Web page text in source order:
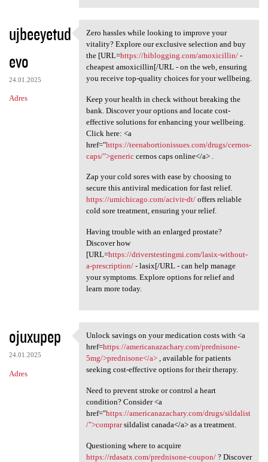
ujbeeyetud
evo
24.01.2025
Adres
Zero hassles while looking to
Zero hassles while looking to improve your
vitality? Explore our exclusive selection and buy
the [URL=https://hiblogging.com/amoxicillin/-
cheapest amoxicillin[/URL - on the web, ensuring
you receive top-quality choices for your wellbeing.
Keep your health in check without breaking the
bank. Discover your options and locate cost-
effective solutions for enhancing your wellbeing.
Click here: <a
href="https://teenabortionissues.com/drugs/cernos-
caps/">genericcernos caps online</a> .
Zap your cold sores with ease by choosing to
secure this antiviral medication for fast relief.
https://umichicago.com/acivir-dt/offers reliable
cold sore treatment, ensuring your relief.
Having trouble with an enlarged prostate?
Discover how
[URL=https://driverstestingmi.com/lasix-without-
a-prescription/- lasix[/URL - can help manage
your symptoms. Explore options for relief and
learn more today.
ojuxupep
24.01.2025
Adres
Unlock savings on your
Unlock savings on your medication costs with <a
href=https://americanazachary.com/prednisone-
5mg/>prednisone</a>, available for patients
seeking cost-effective options for their therapy.
Need to prevent stroke or control a heart
condition? Consider <a
href="https://americanazachary.com/drugs/sildalist
/">comprarsildalist canada</a> as a treatment.
Questioning where to acquire
https://rdasatx.com/prednisone-coupon/? Discover